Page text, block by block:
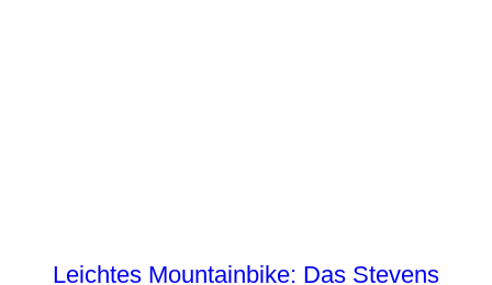
Leichtes Mountainbike: Das Stevens